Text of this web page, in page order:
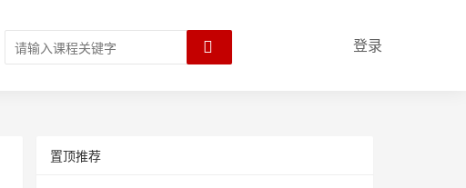
登录
置顶推荐